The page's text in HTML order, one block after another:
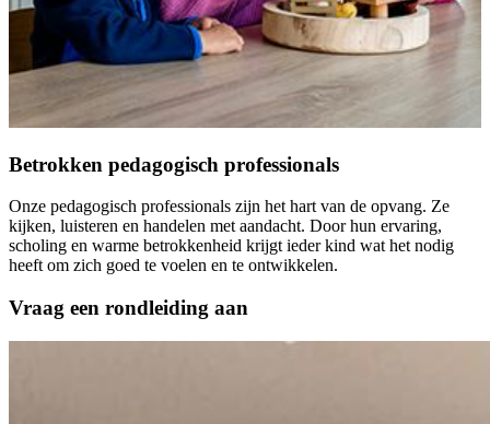
Betrokken pedagogisch professionals
Onze pedagogisch professionals zijn het hart van de opvang. Ze
kijken, luisteren en handelen met aandacht. Door hun ervaring,
scholing en warme betrokkenheid krijgt ieder kind wat het nodig
heeft om zich goed te voelen en te ontwikkelen.
Vraag een rondleiding aan